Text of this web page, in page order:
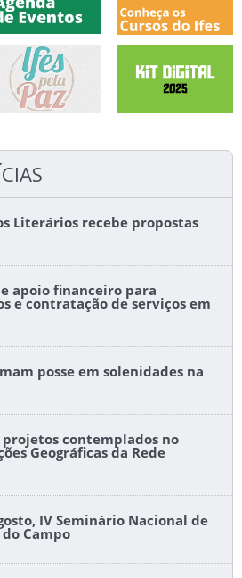
Literários recebe propostas
apoio financeiro para
e contratação de serviços em
posse em solenidades na
contemplados no
Geográficas da Rede
IV Seminário Nacional de
Campo